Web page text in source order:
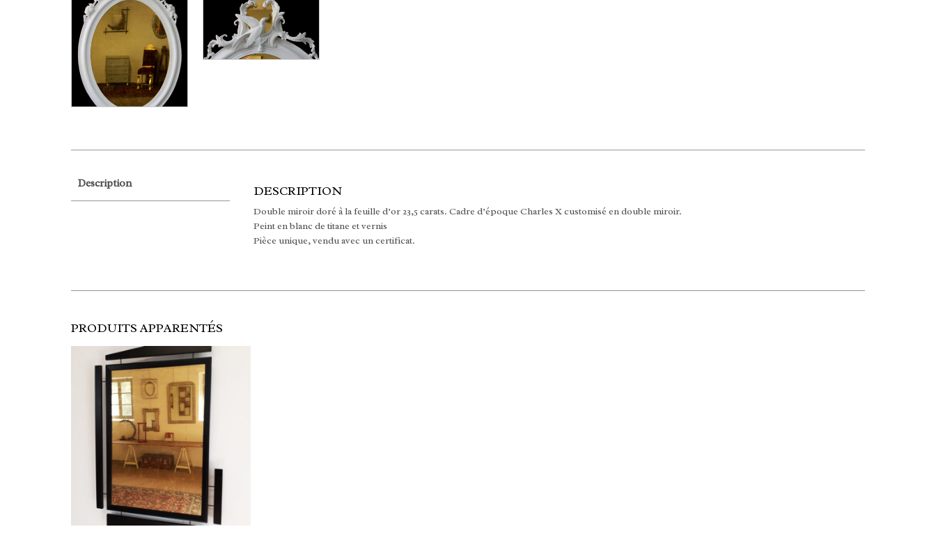
Description DESCRIPTION
Double miroir doré à la feuille d’or 23,5 carats. Cadre d’époque Charles X customisé en double miroir.
Peint en blanc de titane et vernis
Pièce unique, vendu avec un certificat.
PRODUITS APPARENTÉS